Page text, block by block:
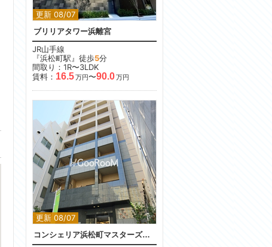
更新 08/07
ブリリアタワー浜離宮
JR山手線
『浜松町駅』徒歩5分
間取り：1R〜3LDK
賃料： 16.5万円〜90.0万円
更新 08/07
コンシェリア浜松町マスターズヴィラ